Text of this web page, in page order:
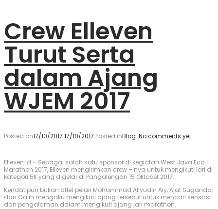
Crew Elleven
Turut Serta
dalam Ajang
WJEM 2017
Posted on17/10/2017 17/10/2017.Posted inBlog. No comments yet .
Elleven.id – Sebagai salah satu sponsor di kegiatan West Java Eco
Marathon 2017, Elleven mengirimkan crew – nya untuk mengikuti lari di
kategori 5K yang digelar di Pangalengan 15 Oktobet 2017.
Kendatipun bukan atlet pelari Mohammad Aliyudin Aly, Ajat Suganda,
dan Galih mengaku mengikuti ajang tersebut untuk mencari sensasi
dan pengalaman dalam mengikuti ajang lari marathon.